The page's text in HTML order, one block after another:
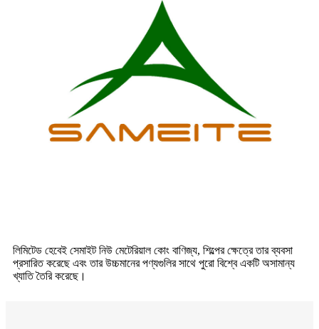
লিমিটেড হেবেই সেমাইট নিউ মেটেরিয়াল কোং বাণিজ্য, শিল্পের ক্ষেত্রে তার ব্যবসা
প্রসারিত করেছে এবং তার উচ্চমানের পণ্যগুলির সাথে পুরো বিশ্বে একটি অসামান্য
খ্যাতি তৈরি করেছে।